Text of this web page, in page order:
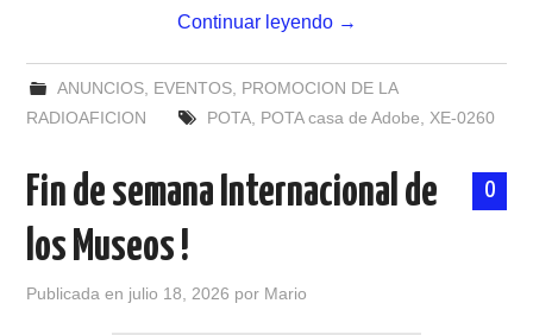
Continuar leyendo →
ANUNCIOS, EVENTOS, PROMOCION DE LA
RADIOAFICION
POTA, POTA casa de Adobe, XE-0260
0
Fin de semana Internacional de
los Museos !
Publicada en julio 18, 2026 por Mario